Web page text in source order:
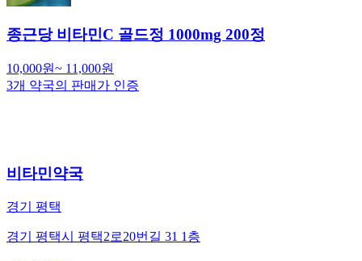
종근당 비타민C 골드정 1000mg 200정
10,000원~ 11,000원
3개 약국의 판매가 인증
비타민약국
경기 평택
경기 평택시 평택2로20번길 31 1층